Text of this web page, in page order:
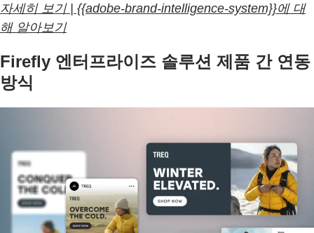
자세히 보기 | {{adobe-brand-intelligence-system}}에 대
해 알아보기
Firefly 엔터프라이즈 솔루션 제품 간 연동
방식